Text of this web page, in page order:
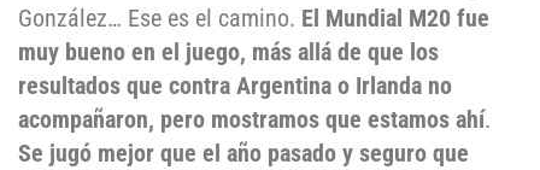
González… Ese es el camino. El Mundial M20 fue
muy bueno en el juego, más allá de que los
resultados que contra Argentina o Irlanda no
acompañaron, pero mostramos que estamos ahí.
Se jugó mejor que el año pasado y seguro que